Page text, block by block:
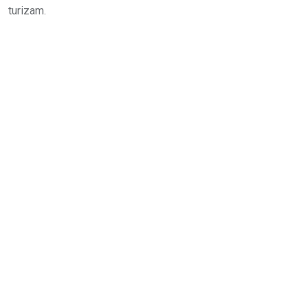
turizam.